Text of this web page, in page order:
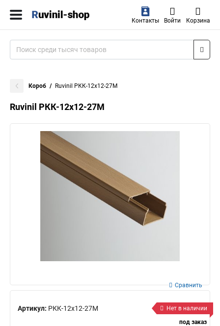
Контакты Войти Корзина
Короб Ruvinil РКК-12х12-27М
Ruvinil РКК-12х12-27М
Артикул: РКК-12х12-27М
Сравнить
Нет в наличии
под заказ